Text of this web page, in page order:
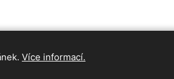
Více informací.